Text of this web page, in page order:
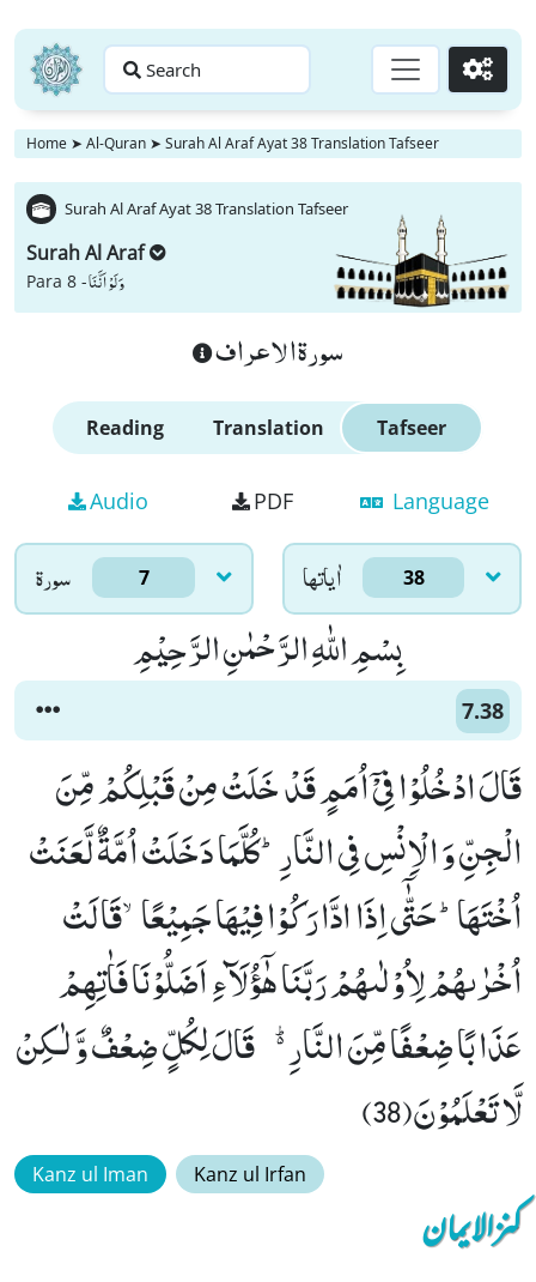
Search Go
Home ➤ Al-Quran ➤ Surah Al Araf Ayat 38 Translation Tafseer
Surah Al Araf Ayat 38 Translation Tafseer
Surah Al Araf
Para 8 -وَ لَوْ اَنَّنَا
سورة الاعراف
Reading Translation Tafseer
Audio PDF Language
سورۃ 7 اٰياتها 38
بِسْمِ اللّٰهِ الرَّحْمٰنِ الرَّحِیْمِ
7.38
قَالَ ادْخُلُوْا فِیْۤ اُمَمٍ قَدْ خَلَتْ مِنْ قَبْلِكُمْ مِّنَ
الْجِنِّ وَ الْاِنْسِ فِی النَّارِؕ-كُلَّمَا دَخَلَتْ اُمَّةٌ لَّعَنَتْ
اُخْتَهَاؕ-حَتّٰۤى اِذَا ادَّارَكُوْا فِیْهَا جَمِیْعًاۙ-قَالَتْ
اُخْرٰىهُمْ لِاُوْلٰىهُمْ رَبَّنَا هٰۤؤُلَآءِ اَضَلُّوْنَا فَاٰتِهِمْ
عَذَابًا ضِعْفًا مِّنَ النَّارِ ﱟ-قَالَ لِكُلٍّ ضِعْفٌ وَّ لٰـكِنْ
لَّا تَعْلَمُوْنَ(38)
Kanz ul Iman Kanz ul Irfan
کنزالایمان